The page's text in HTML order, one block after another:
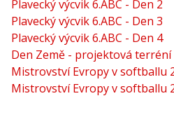
Plavecký výcvik 6.ABC - Den 2
Plavecký výcvik 6.ABC - Den 3
Plavecký výcvik 6.ABC - Den 4
Den Země - projektová
Mistrovství Evropy v softballu
Mistrovství Evropy v softballu